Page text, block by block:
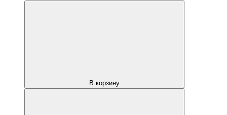
В корзину